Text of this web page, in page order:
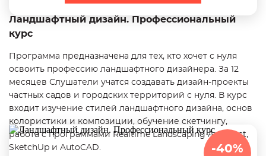
Ландшафтный дизайн. Профессиональный
курс
Программа предназначена для тех, кто хочет с нуля
освоить профессию ландшафтного дизайнера. За 12
месяцев Слушатели учатся создавать дизайн-проекты
частных садов и городских территорий с нуля. В курс
входит изучение стилей ландшафтного дизайна, основ
колористики и композиции, обучение скетчингу,
работа с программами Realtime Landscaping Architect,
SketchUp и AutoCAD.
-40%